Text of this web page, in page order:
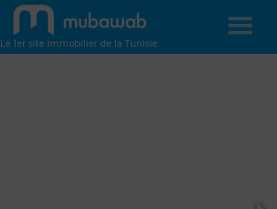
Le 1er site immobilier de la Tunisie